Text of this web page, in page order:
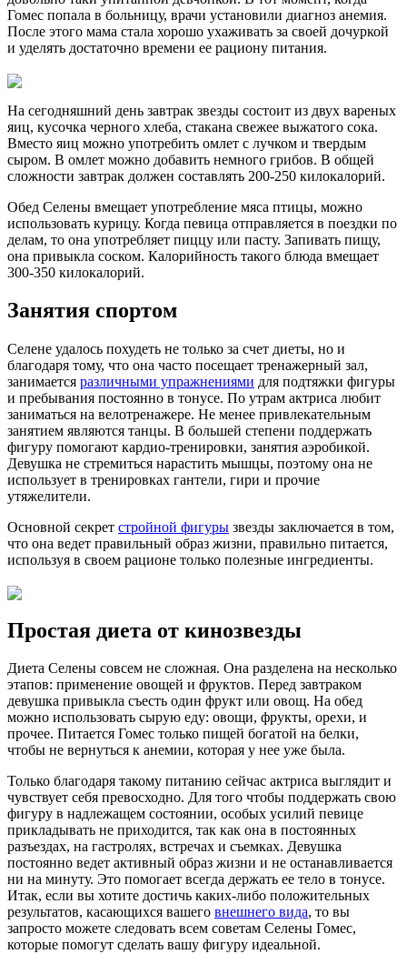
Гомес попала в больницу, врачи установили диагноз анемия.
После этого мама стала хорошо ухаживать за своей дочуркой
и уделять достаточно времени ее рациону питания.
На сегодняшний день завтрак звезды состоит из двух вареных
яиц, кусочка черного хлеба, стакана свежее выжатого сока.
Вместо яиц можно употребить омлет с лучком и твердым
сыром. В омлет можно добавить немного грибов. В общей
сложности завтрак должен составлять 200-250 килокалорий.
Обед Селены вмещает употребление мяса птицы, можно
использовать курицу. Когда певица отправляется в поездки по
делам, то она употребляет пиццу или пасту. Запивать пищу,
она привыкла соском. Калорийность такого блюда вмещает
300-350 килокалорий.
Занятия спортом
Селене удалось похудеть не только за счет диеты, но и
благодаря тому, что она часто посещает тренажерный зал,
занимается различными упражнениями для подтяжки фигуры
и пребывания постоянно в тонусе. По утрам актриса любит
заниматься на велотренажере. Не менее привлекательным
занятием являются танцы. В большей степени поддержать
фигуру помогают кардио-тренировки, занятия аэробикой.
Девушка не стремиться нарастить мышцы, поэтому она не
использует в тренировках гантели, гири и прочие
утяжелители.
Основной секрет стройной фигуры звезды заключается в том,
что она ведет правильный образ жизни, правильно питается,
используя в своем рационе только полезные ингредиенты.
Простая диета от кинозвезды
Диета Селены совсем не сложная. Она разделена на несколько
этапов: применение овощей и фруктов. Перед завтраком
девушка привыкла съесть один фрукт или овощ. На обед
можно использовать сырую еду: овощи, фрукты, орехи, и
прочее. Питается Гомес только пищей богатой на белки,
чтобы не вернуться к анемии, которая у нее уже была.
Только благодаря такому питанию сейчас актриса выглядит и
чувствует себя превосходно. Для того чтобы поддержать свою
фигуру в надлежащем состоянии, особых усилий певице
прикладывать не приходится, так как она в постоянных
разъездах, на гастролях, встречах и съемках. Девушка
постоянно ведет активный образ жизни и не останавливается
ни на минуту. Это помогает всегда держать ее тело в тонусе.
Итак, если вы хотите достичь каких-либо положительных
результатов, касающихся вашего внешнего вида, то вы
запросто можете следовать всем советам Селены Гомес,
которые помогут сделать вашу фигуру идеальной.